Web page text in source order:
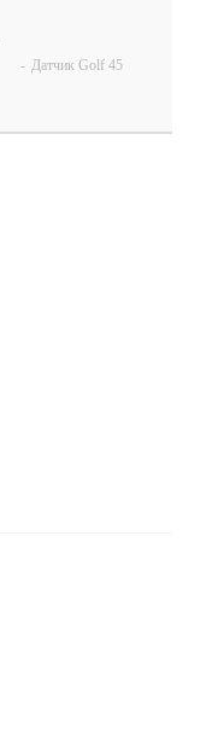
- Датчик Golf 45